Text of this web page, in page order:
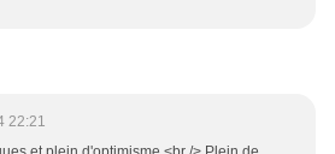
22:21